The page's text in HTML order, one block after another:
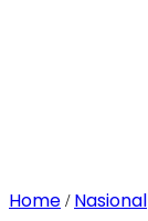
Home / Nasional